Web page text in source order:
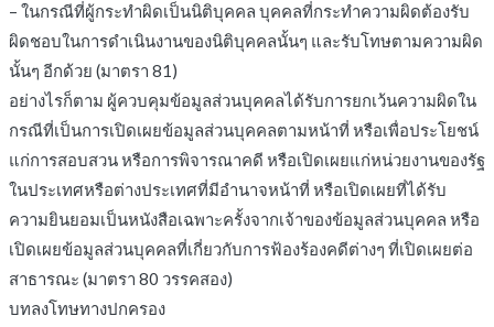
– ในกรณีที่ผู้กระทำผิดเป็นนิติบุคคล บุคคลที่กระทำความผิดต้องรับ
ผิดชอบในการดำเนินงานของนิติบุคคลนั้นๆ และรับโทษตามความผิด
นั้นๆ อีกด้วย (มาตรา 81)
อย่างไรก็ตาม ผู้ควบคุมข้อมูลส่วนบุคคลได้รับการยกเว้นความผิดใน
กรณีที่เป็นการเปิดเผยข้อมูลส่วนบุคคลตามหน้าที่ หรือเพื่อประโยชน์
แก่การสอบสวน หรือการพิจารณาคดี หรือเปิดเผยแก่หน่วยงานของรัฐ
ในประเทศหรือต่างประเทศที่มีอำนาจหน้าที่ หรือเปิดเผยที่ได้รับ
ความยินยอมเป็นหนังสือเฉพาะครั้งจากเจ้าของข้อมูลส่วนบุคคล หรือ
เปิดเผยข้อมูลส่วนบุคคลที่เกี่ยวกับการฟ้องร้องคดีต่างๆ ที่เปิดเผยต่อ
สาธารณะ (มาตรา 80 วรรคสอง)
บทลงโทษทางปกครอง